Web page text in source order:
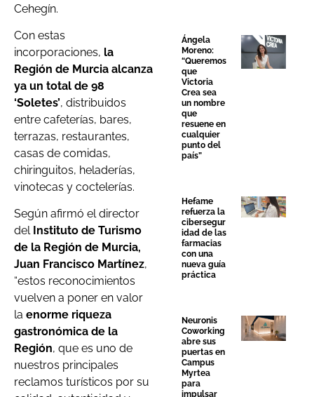
Cehegín.
Con estas
incorporaciones, la
Región de Murcia alcanza
ya un total de 98
‘Soletes’, distribuidos
entre cafeterías, bares,
terrazas, restaurantes,
casas de comidas,
chiringuitos, heladerías,
vinotecas y coctelerías.
Según afirmó el director
del Instituto de Turismo
de la Región de Murcia,
Juan Francisco Martínez,
“estos reconocimientos
vuelven a poner en valor
la enorme riqueza
gastronómica de la
Región, que es uno de
nuestros principales
reclamos turísticos por su
Ángela
Moreno:
“Queremos
que
Victoria
Crea sea
un nombre
que
resuene en
cualquier
punto del
país”
Hefame
refuerza la
cibersegur
idad de las
farmacias
con una
nueva guía
práctica
Neuronis
Coworking
abre sus
puertas en
Campus
Myrtea
para
impulsar